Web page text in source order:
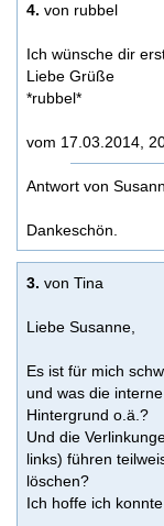
4. von rubbel
Ich wünsche dir
Liebe Grüße
*rubbel*
vom 17.03.2014,
Antwort von
Dankeschön.
3. von Tina
Liebe Susanne,
Es ist für mich
und was die
Hintergrund o.ä.?
Und die
links) führen
löschen?
Ich hoffe ich